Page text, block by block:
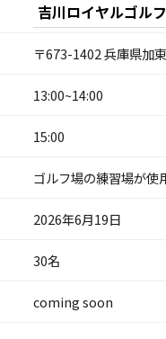
吉川ロイヤルゴル
〒673-1402 兵庫県加
13:00~14:00
15:00
ゴルフ場の練習場が使
2026年6月19日
30名
coming soon